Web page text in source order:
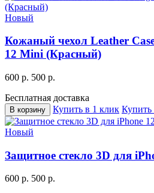
Новый
Кожаный чехол Leather
12 Mini (Красный)
600 р. 500 р.
Бесплатная доставка
В корзину Купить в 1 клик Купить
Новый
Защитное стекло 3D для
600 р. 500 р.